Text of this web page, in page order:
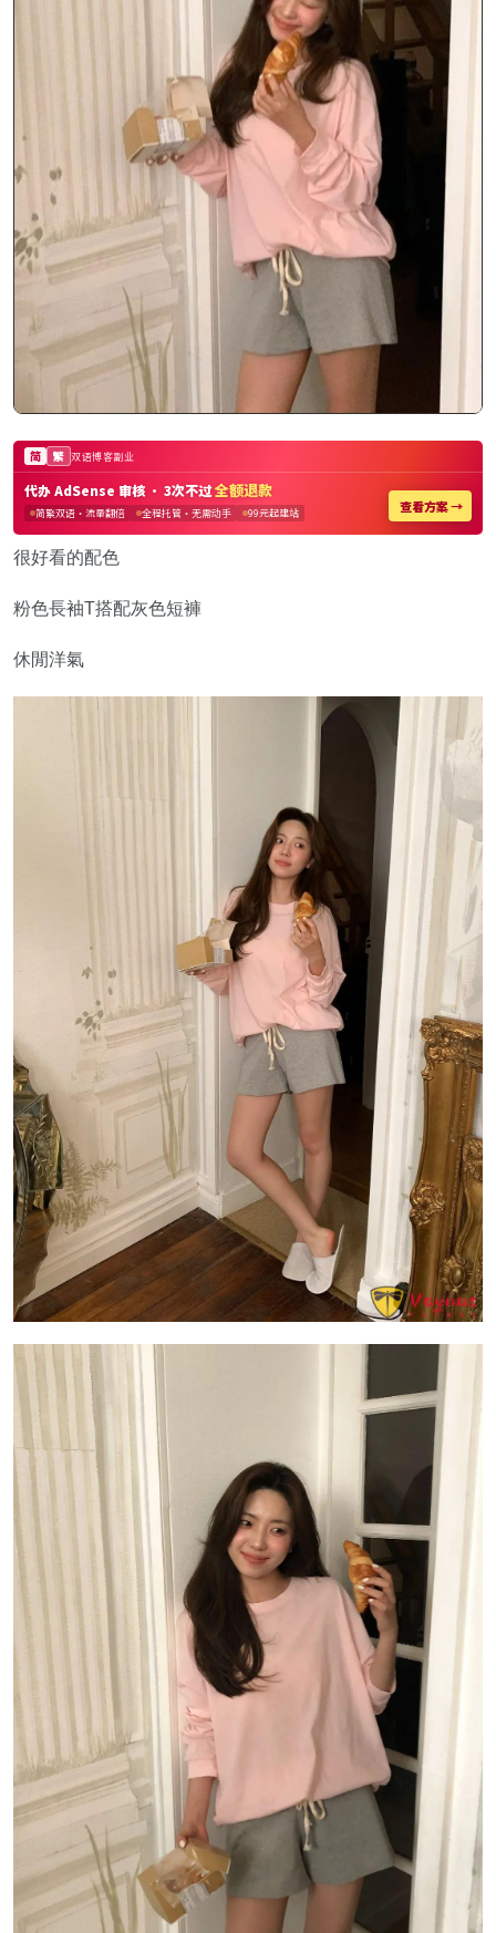
很好看的配色
粉色長袖T搭配灰色短褲
休閒洋氣